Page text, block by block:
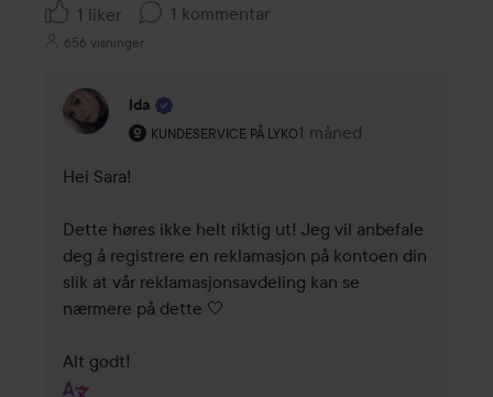
1 liker 1 kommentar
656 visninger
Ida
KUNDESERVICE PÅ LYKO
Brukerens rolle: Kundeservice på Lyko.
1 måned
Kommentaren lades 1
Hei Sara!
Dette høres ikke helt riktig ut! Jeg vil anbefale
deg å registrere en reklamasjon på kontoen din
slik at vår reklamasjonsavdeling kan se
nærmere på dette 🤍
Alt godt!